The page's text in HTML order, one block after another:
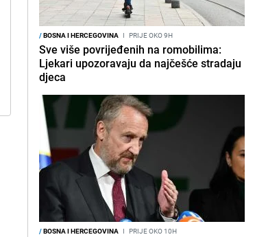
/BOSNA I HERCEGOVINA I PRIJE OKO 9H
Sve više povrijeđenih na romobilima:
Ljekari upozoravaju da najčešće stradaju
djeca
/BOSNA I HERCEGOVINA I PRIJE OKO 10H